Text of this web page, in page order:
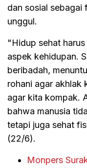
dan sosial sebagai
unggul.
"Hidup sehat
aspek kehidupan.
beribadah,
rohani agar akhlak
agar kita kompak.
bahwa manusia
tetapi juga sehat
(22/6).
Monpers